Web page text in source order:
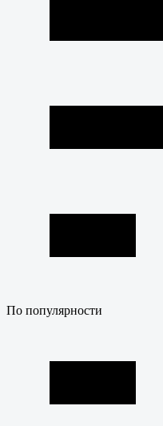
По популярности